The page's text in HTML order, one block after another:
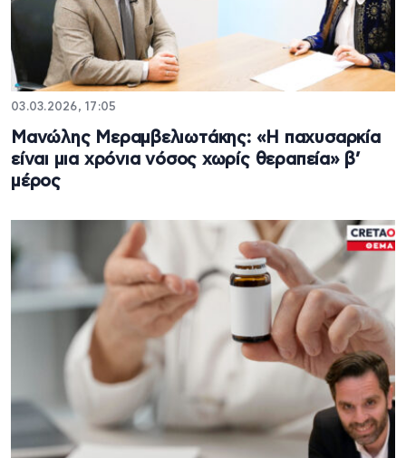
03.03.2026, 17:05
Μανώλης Μεραμβελιωτάκης: «Η παχυσαρκία
είναι μια χρόνια νόσος χωρίς θεραπεία» β’
μέρος